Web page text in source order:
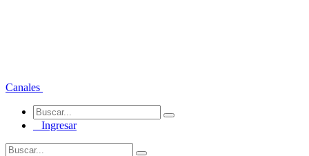
Canales
Ingresar